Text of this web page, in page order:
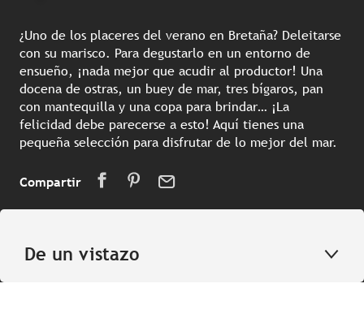
¿Uno de los placeres del verano en Bretaña? Deleitarse
con su marisco. Para degustarlo en un entorno de
ensueño, ¡nada mejor que acudir al productor! Una
docena de ostras, un buey de mar, tres bígaros, pan
con mantequilla y una copa para brindar… ¡La
felicidad debe parecerse a esto! Aquí tienes una
pequeña selección para disfrutar de lo mejor del mar.
Compartir
De un vistazo